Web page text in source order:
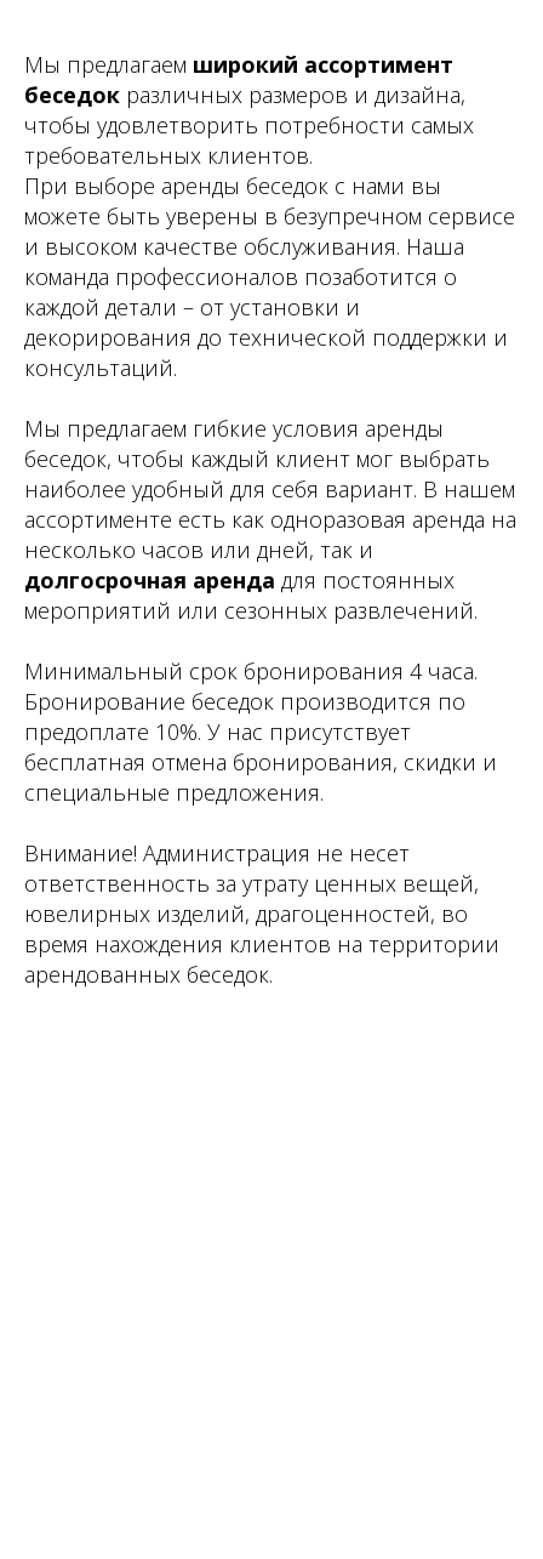
Мы предлагаем широкий ассортимент
беседок различных размеров и дизайна,
чтобы удовлетворить потребности самых
требовательных клиентов.
При выборе аренды беседок с нами вы
можете быть уверены в безупречном сервисе
и высоком качестве обслуживания. Наша
команда профессионалов позаботится о
каждой детали – от установки и
декорирования до технической поддержки и
консультаций.
Мы предлагаем гибкие условия аренды
беседок, чтобы каждый клиент мог выбрать
наиболее удобный для себя вариант. В нашем
ассортименте есть как одноразовая аренда на
несколько часов или дней, так и
долгосрочная аренда для постоянных
мероприятий или сезонных развлечений.
Минимальный срок бронирования 4 часа.
Бронирование беседок производится по
предоплате 10%. У нас присутствует
бесплатная отмена бронирования, скидки и
специальные предложения.
Внимание! Администрация не несет
ответственность за утрату ценных вещей,
ювелирных изделий, драгоценностей, во
время нахождения клиентов на территории
арендованных беседок.